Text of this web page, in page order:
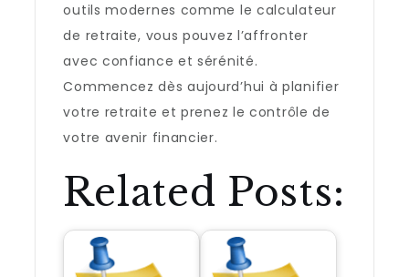
outils modernes comme le calculateur
de retraite, vous pouvez l’affronter
avec confiance et sérénité.
Commencez dès aujourd’hui à planifier
votre retraite et prenez le contrôle de
votre avenir financier.
Related Posts: